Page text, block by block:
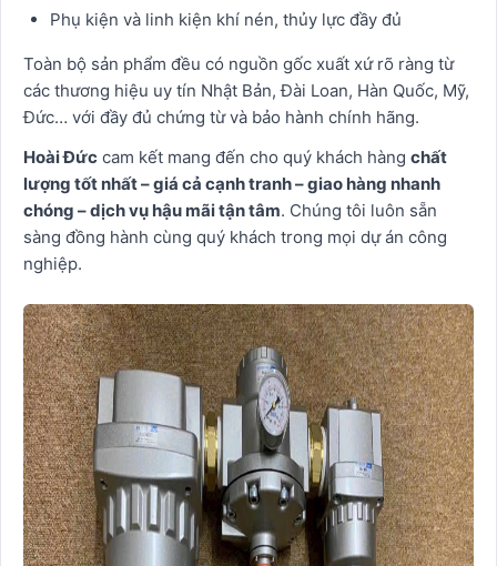
Phụ kiện và linh kiện khí nén, thủy lực đầy đủ
Toàn bộ sản phẩm đều có nguồn gốc xuất xứ rõ ràng từ
các thương hiệu uy tín Nhật Bản, Đài Loan, Hàn Quốc, Mỹ,
Đức… với đầy đủ chứng từ và bảo hành chính hãng.
Hoài Đức cam kết mang đến cho quý khách hàng chất
lượng tốt nhất – giá cả cạnh tranh – giao hàng nhanh
chóng – dịch vụ hậu mãi tận tâm. Chúng tôi luôn sẵn
sàng đồng hành cùng quý khách trong mọi dự án công
nghiệp.